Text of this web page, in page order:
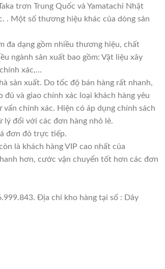
trơn Trung Quốc và Yamatachi Nhật
. Một số thương hiệu khác của dòng sản
đa dạng gồm nhiều thương hiệu, chất
ngành sản xuất bao gồm: Vật liệu xây
xác,…
sản xuất. Do tốc độ bán hàng rất nhanh,
và giao chính xác loại khách hàng yêu
chính xác. Hiện có áp dụng chính sách
lý đổi với các đơn hàng nhỏ lẻ.
đơn đỏ trực tiếp.
là khách hàng VIP cao nhất của
hơn, cước vận chuyển tốt hơn các đơn
Địa chỉ kho hàng tại số : Dây